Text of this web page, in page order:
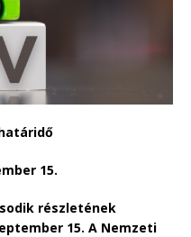
15.
részletének
15. A Nemzeti